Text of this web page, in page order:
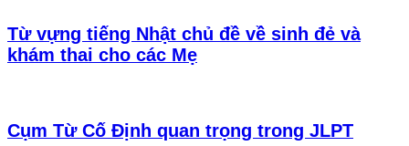
Từ vựng tiếng Nhật chủ đề về sinh đẻ và
khám thai cho các Mẹ
Cụm Từ Cố Định quan trọng trong JLPT